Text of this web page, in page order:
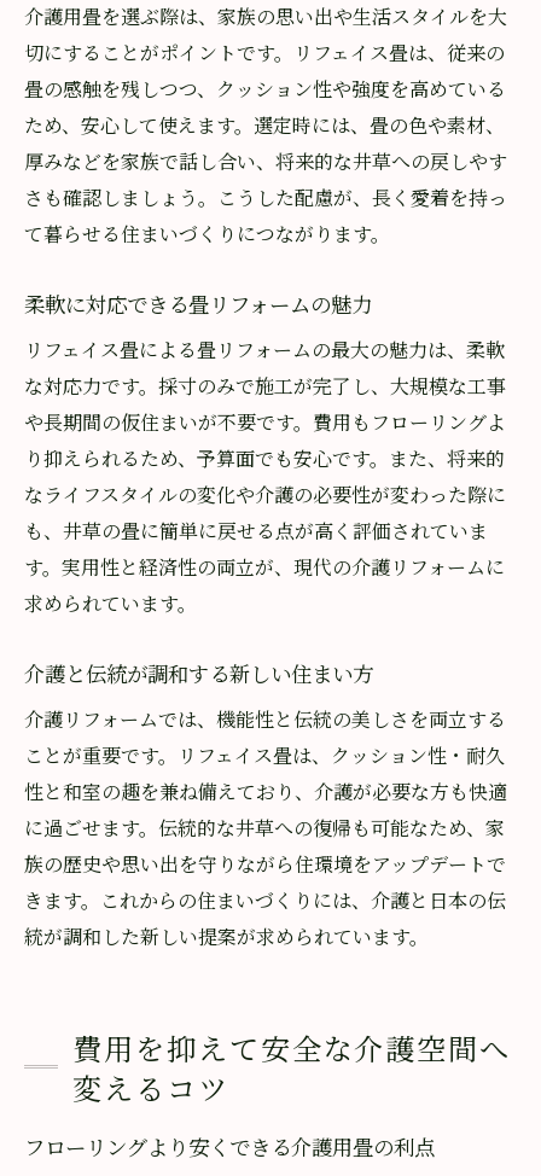
介護用畳を選ぶ際は、家族の思い出や生活スタイルを大
切にすることがポイントです。リフェイス畳は、従来の
畳の感触を残しつつ、クッション性や強度を高めている
ため、安心して使えます。選定時には、畳の色や素材、
厚みなどを家族で話し合い、将来的な井草への戻しやす
さも確認しましょう。こうした配慮が、長く愛着を持っ
て暮らせる住まいづくりにつながります。
柔軟に対応できる畳リフォームの魅力
リフェイス畳による畳リフォームの最大の魅力は、柔軟
な対応力です。採寸のみで施工が完了し、大規模な工事
や長期間の仮住まいが不要です。費用もフローリングよ
り抑えられるため、予算面でも安心です。また、将来的
なライフスタイルの変化や介護の必要性が変わった際に
も、井草の畳に簡単に戻せる点が高く評価されていま
す。実用性と経済性の両立が、現代の介護リフォームに
求められています。
介護と伝統が調和する新しい住まい方
介護リフォームでは、機能性と伝統の美しさを両立する
ことが重要です。リフェイス畳は、クッション性・耐久
性と和室の趣を兼ね備えており、介護が必要な方も快適
に過ごせます。伝統的な井草への復帰も可能なため、家
族の歴史や思い出を守りながら住環境をアップデートで
きます。これからの住まいづくりには、介護と日本の伝
統が調和した新しい提案が求められています。
費用を抑えて安全な介護空間へ
変えるコツ
フローリングより安くできる介護用畳の利点